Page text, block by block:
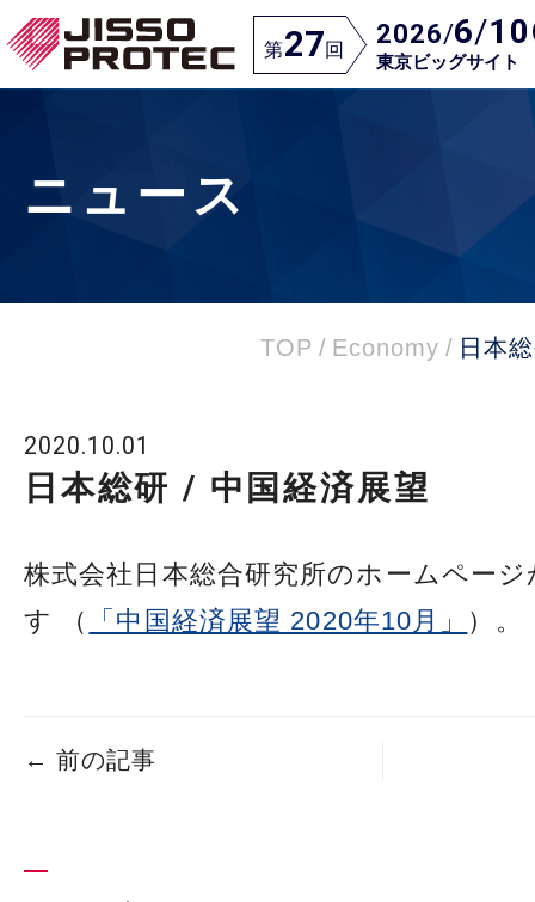
第27回 2026/6/10
東京ビッグサイト
ニュース
TOP / Economy / 日本
2020.10.01
日本総研 / 中国経済展望
株式会社日本総合研究所のホームペー
す （
「中国経済展望 2020年10月」 ）。
← 前の記事